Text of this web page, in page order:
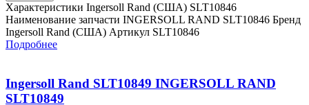
Характеристики Ingersoll Rand (США) SLT10846
Наименование запчасти INGERSOLL RAND SLT10846 Бренд
Ingersoll Rand (США) Артикул SLT10846
Подробнее
Ingersoll Rand SLT10849 INGERSOLL RAND
SLT10849